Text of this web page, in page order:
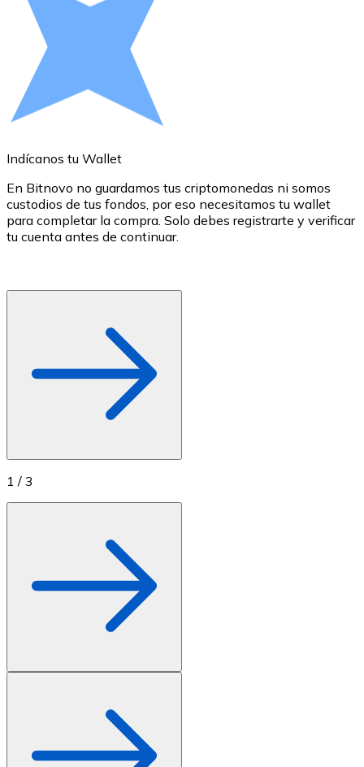
Añade fondos a tu cuenta Bitnovo o realiza compras
Comprar con Transferencia
Tarjeta de crédito / débito
Utiliza tarjetas Visa y Mastercard para comprar
Tienda - Tarjetas regalo
Nuevo
Compra tarjetas regalo de tus marcas favoritas con
Indícanos tu Wallet
En Bitnovo no guardamos tus criptomonedas ni somos
custodios de tus fondos, por eso necesitamos tu wallet
para completar la compra. Solo debes registrarte y verificar
tu cuenta antes de continuar.
1 / 3